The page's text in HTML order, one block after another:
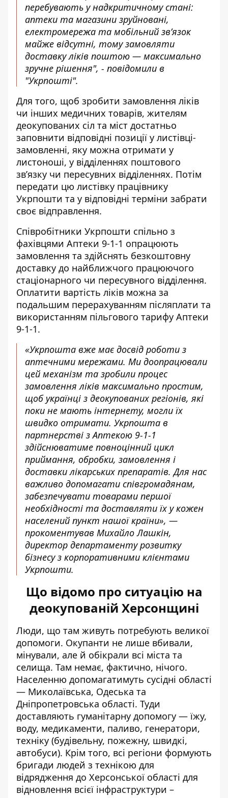
перебувають у надкритичному стані:
аптеки та магазини зруйновані,
електромережа та мобільний зв’язок
майже відсутні, тому замовляти
доставку ліків поштою — максимально
зручне рішення", - повідомили в
"Укрпошті".
Для того, щоб зробити замовлення ліків
чи інших медичних товарів, жителям
деокупованих сіл та міст достатньо
заповнити відповідні позиції у листівці-
замовленні, яку можна отримати у
листоноші, у відділеннях поштового
зв’язку чи пересувних відділеннях. Потім
передати цю листівку працівнику
Укрпошти та у відповідні терміни забрати
своє відправлення.
Співробітники Укрпошти спільно з
фахівцями Аптеки 9-1-1 опрацюють
замовлення та здійснять безкоштовну
доставку до найближчого працюючого
стаціонарного чи пересувного відділення.
Оплатити вартість ліків можна за
подальшим перерахуванням післяплати та
використанням пільгового тарифу Аптеки
9-1-1.
«Укрпошта вже має досвід роботи з
аптечними мережами. Ми доопрацювали
цей механізм та зробили процес
замовлення ліків максимально простим,
щоб українці з деокупованих регіонів, які
поки не мають інтернету, могли їх
швидко отримати. Укрпошта в
партнерстві з Аптекою 9-1-1
здійснюватиме повноцінний цикл
приймання, обробки, замовлення і
доставки лікарських препаратів. Для нас
важливо допомагати співгромадянам,
забезпечувати товарами першої
необхідності та доставляти їх у кожен
населений пункт нашої країни», —
прокоментував Михайло Лашкін,
директор департаменту розвитку
бізнесу з корпоративними клієнтами
Укрпошти.
Що відомо про ситуацію на
деокупованій Херсонщині
Люди, що там живуть потребують великої
допомоги. Окупанти не лише вбивали,
мінували, але й обікрали всі міста та
селища. Там немає, фактично, нічого.
Населенню допомагатимуть сусідні області
— Миколаївська, Одеська та
Дніпропетровська області. Туди
доставляють гуманітарну допомогу — їжу,
воду, медикаменти, паливо, генератори,
техніку (будівельну, пожежну, швидкі,
автобуси). Крім того, всі регіони формують
бригади людей з технікою для
відрядження до Херсонської області для
відновлення всієї інфраструктури –